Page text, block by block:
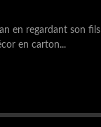
en regardant son fils
en carton...